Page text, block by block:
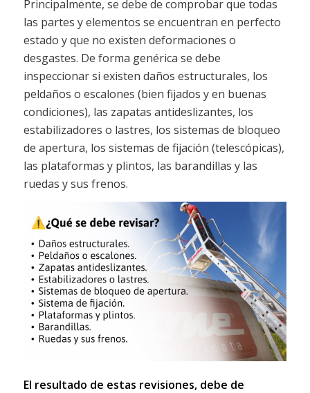
Principalmente, se debe de comprobar que todas
las partes y elementos se encuentran en perfecto
estado y que no existen deformaciones o
desgastes. De forma genérica se debe
inspeccionar si existen daños estructurales, los
peldaños o escalones (bien fijados y en buenas
condiciones), las zapatas antideslizantes, los
estabilizadores o lastres, los sistemas de bloqueo
de apertura, los sistemas de fijación (telescópicas),
las plataformas y plintos, las barandillas y las
ruedas y sus frenos.
El resultado de estas revisiones, debe de